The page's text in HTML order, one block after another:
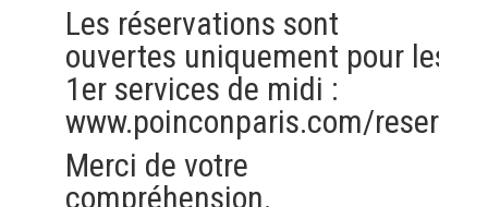
Les réservations sont
ouvertes uniquement pour les
1er services de midi :
www.poinconparis.com/reserver
Merci de votre
compréhension.